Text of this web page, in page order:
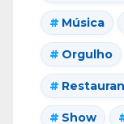
Música
Orgulho
Show